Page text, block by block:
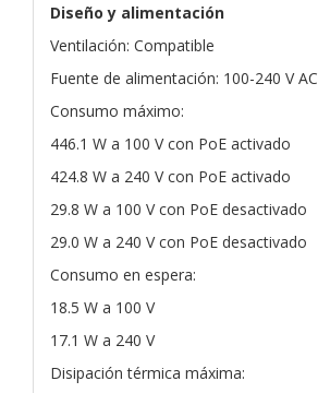
Diseño y alimentación
Ventilación: Compatible
Fuente de alimentación: 100-240 V AC
Consumo máximo:
446.1 W a 100 V con PoE activado
424.8 W a 240 V con PoE activado
29.8 W a 100 V con PoE desactivado
29.0 W a 240 V con PoE desactivado
Consumo en espera:
18.5 W a 100 V
17.1 W a 240 V
Disipación térmica máxima: